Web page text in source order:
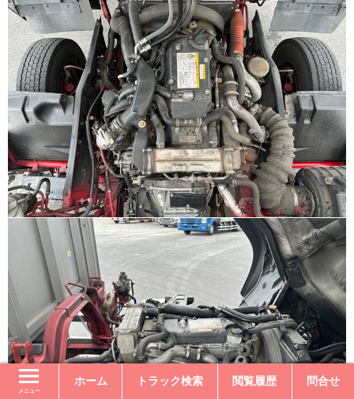
メニュー
ホーム トラック検索 閲覧履歴 問合せ